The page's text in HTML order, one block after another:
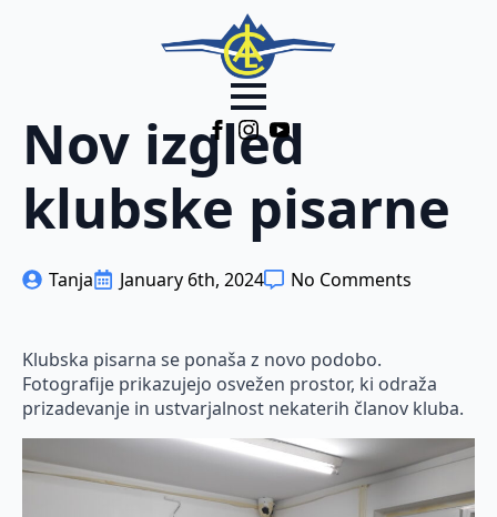
Nov izgled
klubske pisarne
Tanja January 6th, 2024 No Comments
Klubska pisarna se ponaša z novo podobo.
Fotografije prikazujejo osvežen prostor, ki odraža
prizadevanje in ustvarjalnost nekaterih članov kluba.